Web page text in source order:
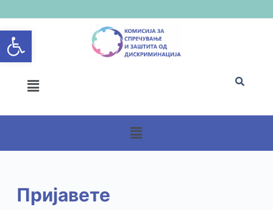
Open toolbark
i
p
Пријавете